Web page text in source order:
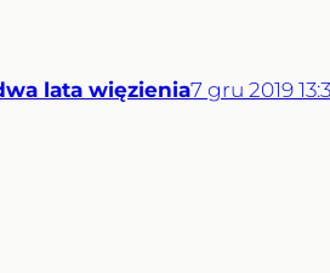
lata więzienia7 gru 2019